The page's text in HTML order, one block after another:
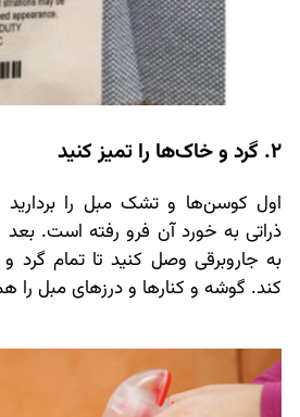
2. گرد و خاک‌ها را تمیز کنید
اول کوسن‌ها و تشک مبل را بردارید
ذراتی به خورد آن فرو رفته است.
به جاروبرقی وصل کنید تا تمام گرد
کند. گوشه و کنارها و درزهای مبل را